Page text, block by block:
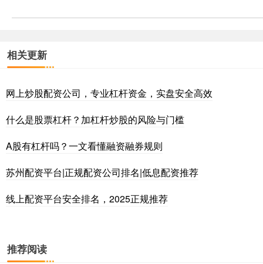
相关更新
网上炒股配资公司，专业杠杆资金，实盘安全高效
什么是股票杠杆？加杠杆炒股的风险与门槛
A股有杠杆吗？一文看懂融资融券规则
苏州配资平台|正规配资公司排名|低息配资推荐
线上配资平台安全排名，2025正规推荐
推荐阅读